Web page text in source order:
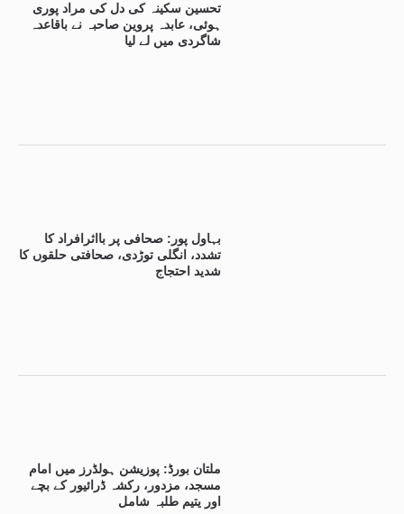
تحسین سکینہ کی دل کی مراد پوری
ہوئی، عابدہ پروین صاحبہ نے باقاعدہ
شاگردی میں لے لیا
بہاول پور: صحافی پر بااثرافراد کا
تشدد، انگلی توڑدی، صحافتی حلقوں کا
شدید احتجاج
ملتان بورڈ: پوزیشن ہولڈرز میں امام
مسجد، مزدور، رکشہ ڈرائیور کے بچے
اور یتیم طلبہ شامل